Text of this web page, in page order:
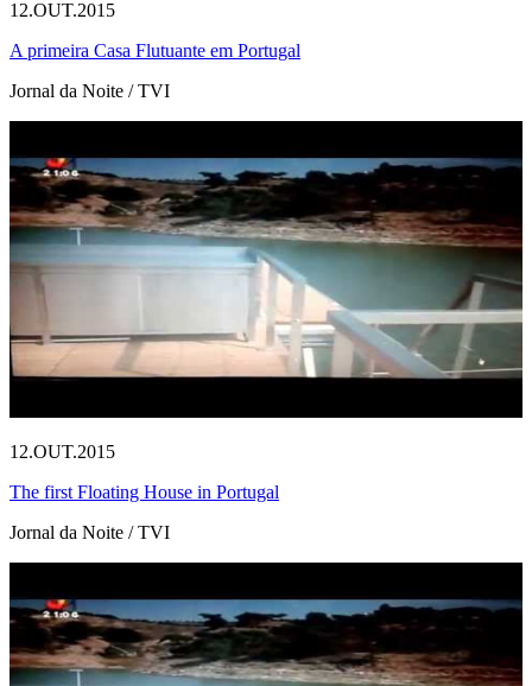
12.OUT.2015
A primeira Casa Flutuante em Portugal
Jornal da Noite / TVI
12.OUT.2015
The first Floating House in Portugal
Jornal da Noite / TVI